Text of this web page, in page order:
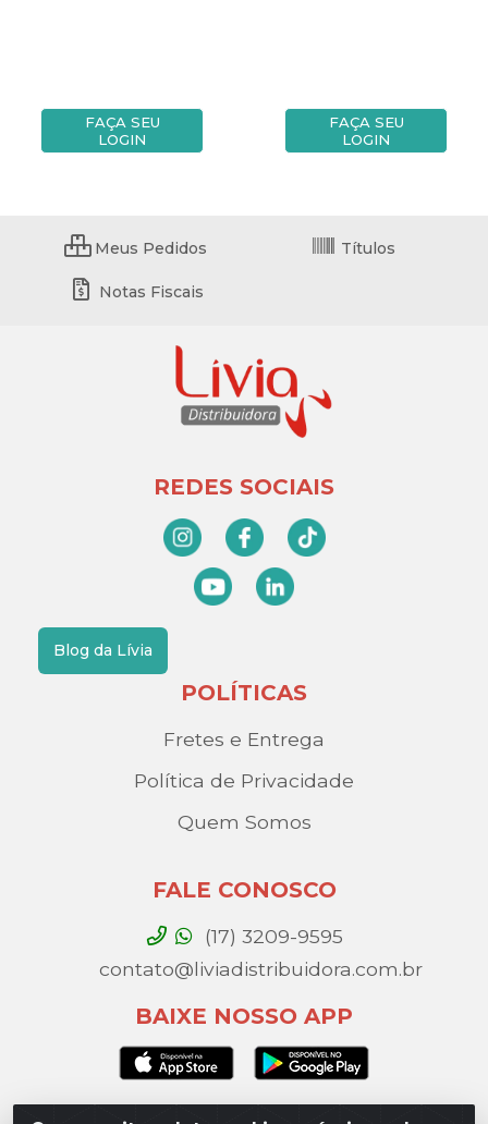
FAÇA SEU
LOGIN
FAÇA SEU
LOGIN
Meus Pedidos Títulos
Notas Fiscais
REDES SOCIAIS
Blog da Lívia
POLÍTICAS
Fretes e Entrega
Política de Privacidade
Quem Somos
FALE CONOSCO
(17) 3209-9595
contato@liviadistribuidora.com.br
BAIXE NOSSO APP